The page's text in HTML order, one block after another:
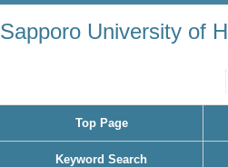
Sapporo University of
Top Page
Keyword Search